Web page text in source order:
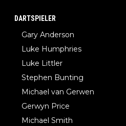
DARTSPIELER
Gary Anderson
Luke Humphries
Luke Littler
Stephen Bunting
Michael van Gerwen
Gerwyn Price
Michael Smith